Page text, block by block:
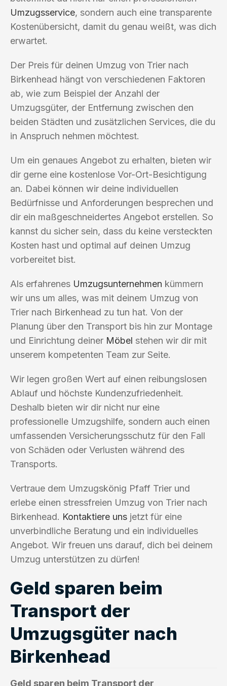
Umzugsservice, sondern auch eine transparente
Kostenübersicht, damit du genau weißt, was dich
erwartet.
Der Preis für deinen Umzug von Trier nach
Birkenhead hängt von verschiedenen Faktoren
ab, wie zum Beispiel der Anzahl der
Umzugsgüter, der Entfernung zwischen den
beiden Städten und zusätzlichen Services, die du
in Anspruch nehmen möchtest.
Um ein genaues Angebot zu erhalten, bieten wir
dir gerne eine kostenlose Vor-Ort-Besichtigung
an. Dabei können wir deine individuellen
Bedürfnisse und Anforderungen besprechen und
dir ein maßgeschneidertes Angebot erstellen. So
kannst du sicher sein, dass du keine versteckten
Kosten hast und optimal auf deinen Umzug
vorbereitet bist.
Als erfahrenes Umzugsunternehmen kümmern
wir uns um alles, was mit deinem Umzug von
Trier nach Birkenhead zu tun hat. Von der
Planung über den Transport bis hin zur Montage
und Einrichtung deiner Möbel stehen wir dir mit
unserem kompetenten Team zur Seite.
Wir legen großen Wert auf einen reibungslosen
Ablauf und höchste Kundenzufriedenheit.
Deshalb bieten wir dir nicht nur eine
professionelle Umzugshilfe, sondern auch einen
umfassenden Versicherungsschutz für den Fall
von Schäden oder Verlusten während des
Transports.
Vertraue dem Umzugskönig Pfaff Trier und
erlebe einen stressfreien Umzug von Trier nach
Birkenhead. Kontaktiere uns jetzt für eine
unverbindliche Beratung und ein individuelles
Angebot. Wir freuen uns darauf, dich bei deinem
Umzug unterstützen zu dürfen!
Geld sparen beim
Transport der
Umzugsgüter nach
Birkenhead
Geld sparen beim Transport der